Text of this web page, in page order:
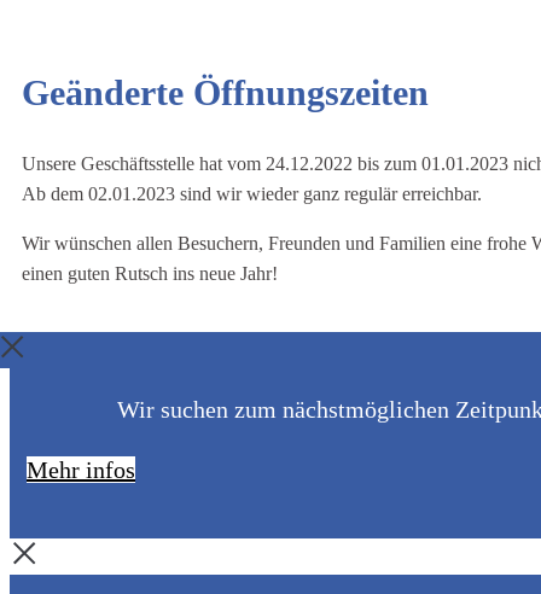
Geänderte Öffnungszeiten
Unsere Geschäftsstelle hat vom 24.12.2022 bis zum 01.01.2023
Ab dem 02.01.2023 sind wir wieder ganz regulär erreichbar.
Wir wünschen allen Besuchern, Freunden und Familien eine frohe
einen guten Rutsch ins neue Jahr!
Wir suchen zum nächstmöglichen
Mehr infos